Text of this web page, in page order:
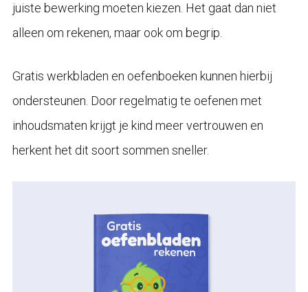
juiste bewerking moeten kiezen. Het gaat dan niet
alleen om rekenen, maar ook om begrip.
Gratis werkbladen en oefenboeken kunnen hierbij
ondersteunen. Door regelmatig te oefenen met
inhoudsmaten krijgt je kind meer vertrouwen en
herkent het dit soort sommen sneller.